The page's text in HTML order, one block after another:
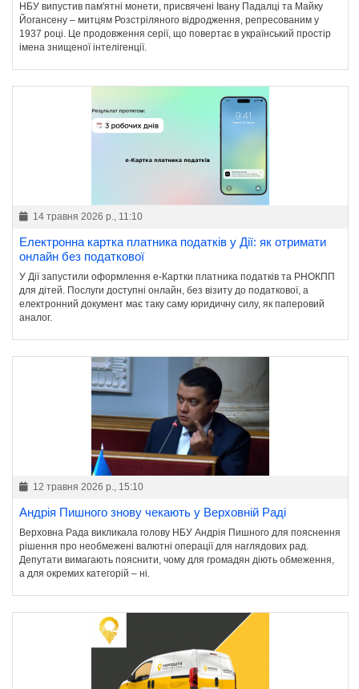
НБУ випустив пам'ятні монети, присвячені Івану Падалці та Майку
Йогансену – митцям Розстріляного відродження, репресованим у
1937 році. Це продовження серії, що повертає в український простір
імена знищеної інтелігенції.
14 травня 2026 р., 11:10
Електронна картка платника податків у Дії: як отримати
онлайн без податкової
У Дії запустили оформлення е-Картки платника податків та РНОКПП
для дітей. Послуги доступні онлайн, без візиту до податкової, а
електронний документ має таку саму юридичну силу, як паперовий
аналог.
12 травня 2026 р., 15:10
Андрія Пишного знову чекають у Верховній Раді
Верховна Рада викликала голову НБУ Андрія Пишного для пояснення
рішення про необмежені валютні операції для наглядових рад.
Депутати вимагають пояснити, чому для громадян діють обмеження,
а для окремих категорій – ні.